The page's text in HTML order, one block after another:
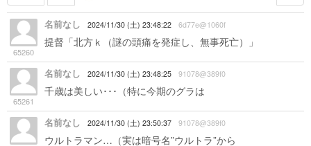
65260
名前なし 2024/11/30 (土) 23:48:22 6d77e@1060f
提督「北方ｋ（謎の頭痛を発症し、無事死亡）」
65261
名前なし 2024/11/30 (土) 23:48:25 91078@389f0
千歳は美しい･･･（特に今期のグラは
名前なし 2024/11/30 (土) 23:50:37 91078@389f0
ウルトラマン…（実は暗号名”ウルトラ”から